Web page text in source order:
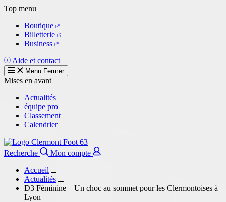
Aller
contenu
principal
Top menu
Boutique
Billetterie
Business
Aide et contact
Menu Fermer
Mises en avant
Actualités
équipe pro
Classement
Calendrier
Recherche
Mon compte
Accueil
Actualités
D3 Féminine – Un choc au sommet pour les Clermontoises à
Lyon